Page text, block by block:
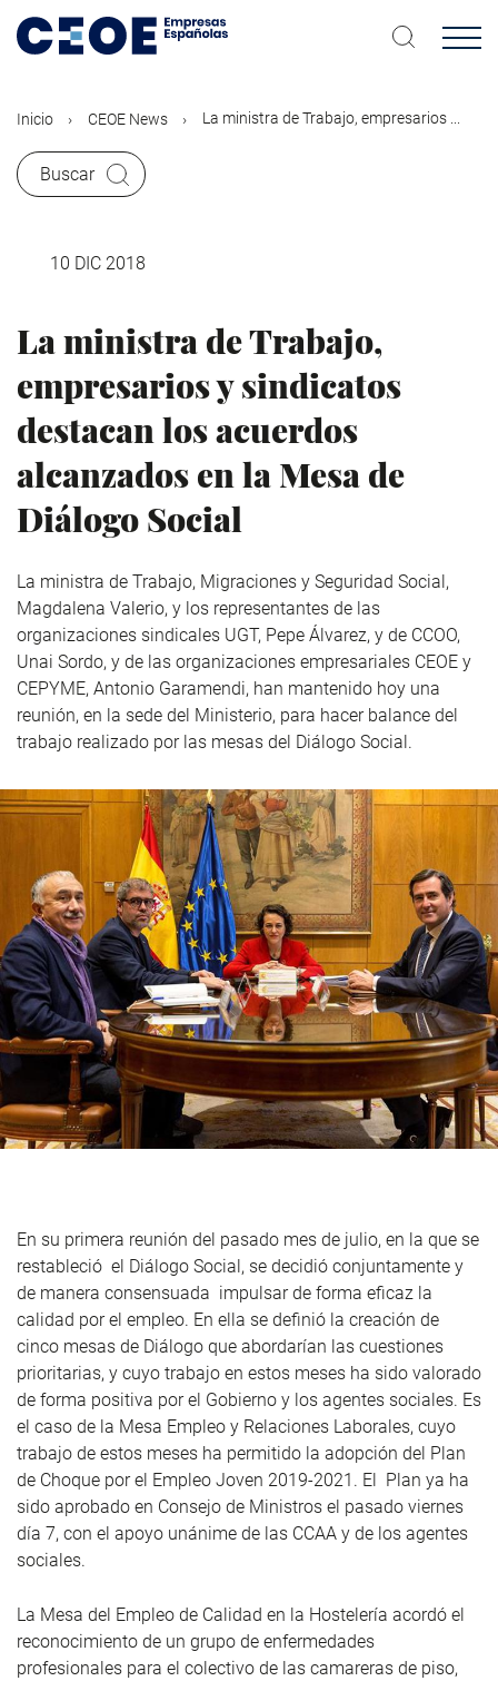
contenido
Inicio CEOE News La ministra de Trabajo, empresarios ...
Buscar
10 DIC 2018
La ministra de Trabajo,
empresarios y sindicatos
destacan los acuerdos
alcanzados en la Mesa de
Diálogo Social
La ministra de Trabajo, Migraciones y Seguridad Social,
Magdalena Valerio, y los representantes de las
organizaciones sindicales UGT, Pepe Álvarez, y de CCOO,
Unai Sordo, y de las organizaciones empresariales CEOE y
CEPYME, Antonio Garamendi, han mantenido hoy una
reunión, en la sede del Ministerio, para hacer balance del
trabajo realizado por las mesas del Diálogo Social.
En su primera reunión del pasado mes de julio, en la que se
restableció el Diálogo Social, se decidió conjuntamente y
de manera consensuada impulsar de forma eficaz la
calidad por el empleo. En ella se definió la creación de
cinco mesas de Diálogo que abordarían las cuestiones
prioritarias, y cuyo trabajo en estos meses ha sido valorado
de forma positiva por el Gobierno y los agentes sociales. Es
el caso de la Mesa Empleo y Relaciones Laborales, cuyo
trabajo de estos meses ha permitido la adopción del Plan
de Choque por el Empleo Joven 2019-2021. El Plan ya ha
sido aprobado en Consejo de Ministros el pasado viernes
día 7, con el apoyo unánime de las CCAA y de los agentes
sociales.
La Mesa del Empleo de Calidad en la Hostelería acordó el
reconocimiento de un grupo de enfermedades
profesionales para el colectivo de las camareras de piso,